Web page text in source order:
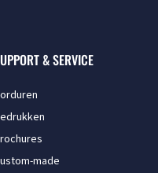
& SERVICE
made